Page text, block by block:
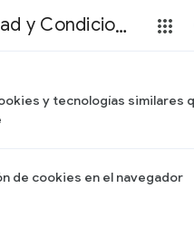
Privacidad y Condiciones
y tecnologías similares
de cookies en el navegador